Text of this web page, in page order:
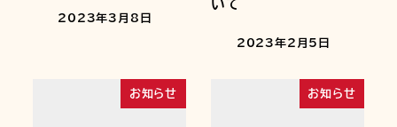
2023年3月8日
いて
2023年2月5日
お知らせ お知らせ